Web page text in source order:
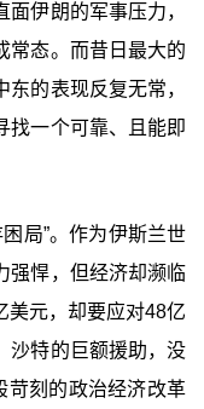
伊朗的军事压力，
常态。而昔日最大的
的表现反复无常，
找一个可靠、且能即
局”‍。作为伊斯兰世
强悍，但经济却濒临
美元，却要应对48亿
沙特的巨额援助，没
苛刻的政治经济改革